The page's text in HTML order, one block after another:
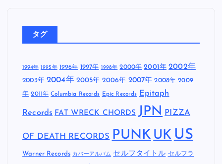
タグ
1994年 1995年 1996年 1997年 1998年 2000年 2001年 2002年
2003年 2004年 2005年 2006年 2007年 2008年 2009
年 2011年 Columbia Records Epic Records Epitaph
Records FAT WRECK CHORDS JPN PIZZA
OF DEATH RECORDS PUNK UK US
Warner Records カバーアルバム セルフタイトル セルフラ